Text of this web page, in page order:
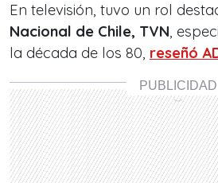
En televisión, tuvo un rol
Nacional de Chile, TVN,
la década de los 80, reseñó